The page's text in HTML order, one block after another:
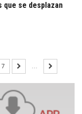
que se desplazan
7 ...